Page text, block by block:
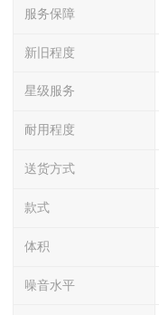
服务保障
新旧程度
星级服务
耐用程度
送货方式
款式
体积
噪音水平